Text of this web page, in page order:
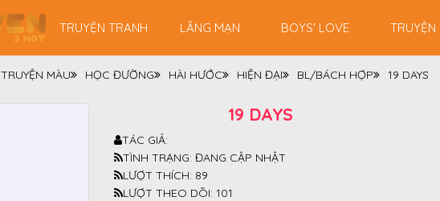
TRUYỆN TRANH LÃNG MẠN BOYS' LOVE TRUYỆN
TRUYỆN MÀU HỌC ĐƯỜNG HÀI HƯỚC HIỆN ĐẠI BL/BÁCH HỢP 19 DAYS
19 DAYS
TÁC GIẢ:
TÌNH TRẠNG: ĐANG CẬP NHẬT
LƯỢT THÍCH: 89
LƯỢT THEO DÕI: 101